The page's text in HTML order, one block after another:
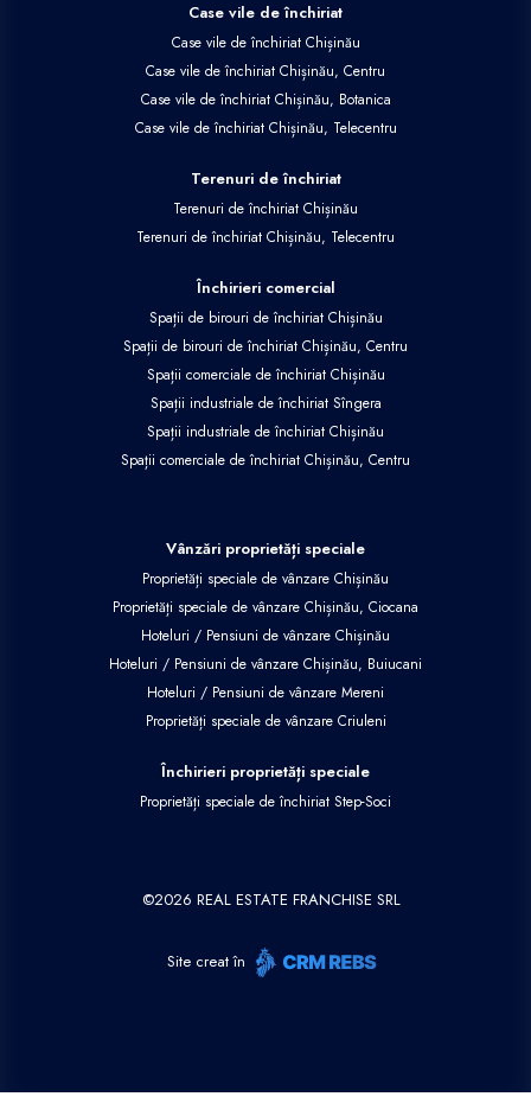
Case vile de închiriat
Case vile de închiriat Chișinău
Case vile de închiriat Chișinău, Centru
Case vile de închiriat Chișinău, Botanica
Case vile de închiriat Chișinău, Telecentru
Terenuri de închiriat
Terenuri de închiriat Chișinău
Terenuri de închiriat Chișinău, Telecentru
Închirieri comercial
Spații de birouri de închiriat Chișinău
Spații de birouri de închiriat Chișinău, Centru
Spații comerciale de închiriat Chișinău
Spații industriale de închiriat Sîngera
Spații industriale de închiriat Chișinău
Spații comerciale de închiriat Chișinău, Centru
Vânzări proprietăți speciale
Proprietăți speciale de vânzare Chișinău
Proprietăți speciale de vânzare Chișinău, Ciocana
Hoteluri / Pensiuni de vânzare Chișinău
Hoteluri / Pensiuni de vânzare Chișinău, Buiucani
Hoteluri / Pensiuni de vânzare Mereni
Proprietăți speciale de vânzare Criuleni
Închirieri proprietăți speciale
Proprietăți speciale de închiriat Step-Soci
©2026 REAL ESTATE FRANCHISE SRL
Site creat în